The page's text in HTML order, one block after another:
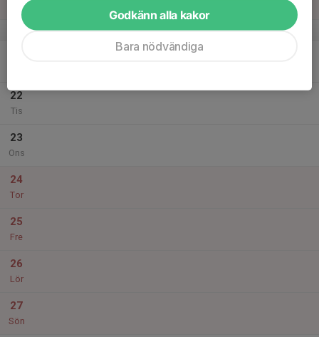
Sön
v.52
22
Tis
23
Ons
24
Tor
25
Fre
26
Lör
27
Sön
Godkänn alla kakor
Bara nödvändiga